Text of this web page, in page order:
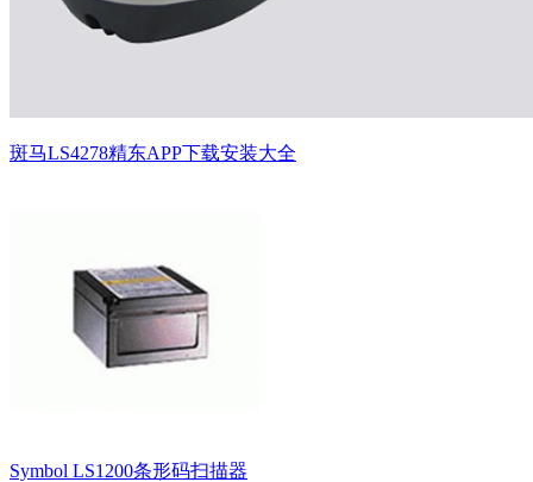
斑马LS4278精东APP下载安装大全
Symbol LS1200条形码扫描器